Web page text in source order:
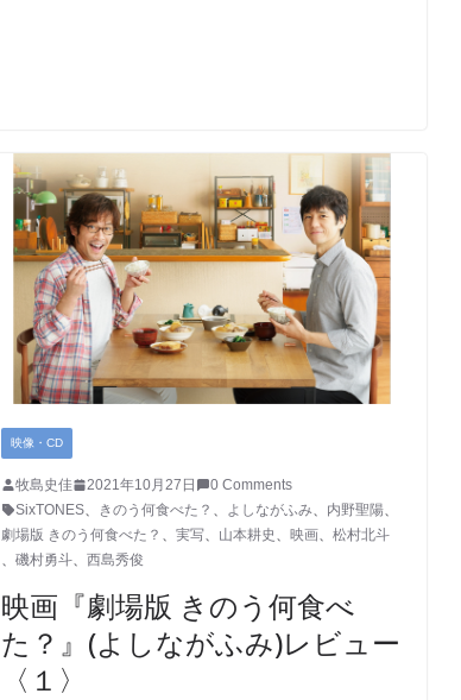
映像・CD
牧島史佳 2021年10月27日
0 Comments
SixTONES、 きのう何食べた？ よしながふみ、 内野聖陽、
劇場版 きのう何食べた？
実写、 山本耕史 映画、 松村北斗
磯村勇斗、 西島秀俊
映画『劇場版 きのう何食べ
た？』(よしながふみ)レビュー
〈１〉